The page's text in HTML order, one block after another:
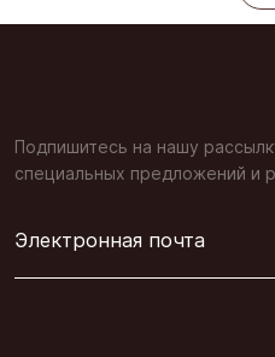
Подпишитесь на нашу
специальных предложений и
Электронная почта